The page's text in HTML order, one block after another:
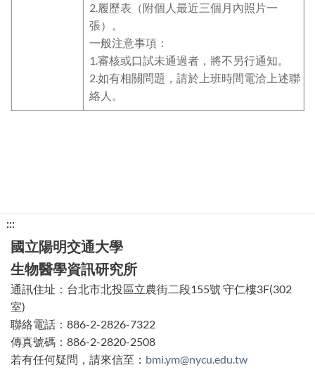
2.履歷表（附個人最近三個月內照片一
張）。
一般注意事項：
1.審核或口試未通過者，將不另行通知。
2.如有相關問題，請於上班時間電洽上述聯
絡人。
:::
方
功
能
區
塊
國立陽明交通大學
生物醫學資訊研究所
通訊住址：台北市北投區立農街二段155號 守仁樓3F(302
室)
聯絡電話：886-2-2826-7322
傳真號碼：886-2-2820-2508
若有任何疑問，請來信至： bmi.ym@nycu.edu.tw